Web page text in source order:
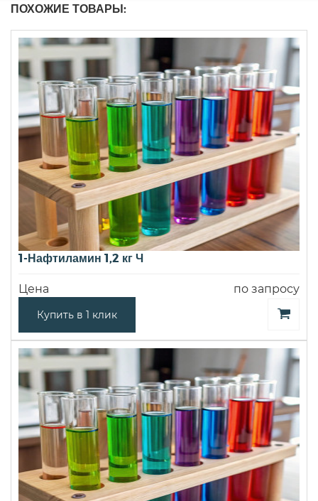
ПОХОЖИЕ ТОВАРЫ:
1-Нафтиламин 1,2 кг Ч
Цена по запросу
Купить в 1 клик